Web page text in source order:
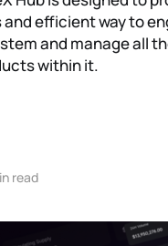
efficient way to
and manage all
within it.
read